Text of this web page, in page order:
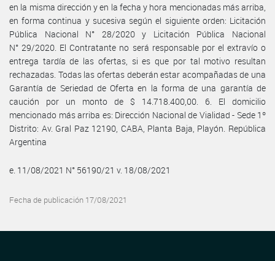
en la misma dirección y en la fecha y hora mencionadas más arriba,
en forma continua y sucesiva según el siguiente orden: Licitación
Pública Nacional N° 28/2020 y Licitación Pública Nacional
N° 29/2020. El Contratante no será responsable por el extravío o
entrega tardía de las ofertas, si es que por tal motivo resultan
rechazadas. Todas las ofertas deberán estar acompañadas de una
Garantía de Seriedad de Oferta en la forma de una garantía de
caución por un monto de $ 14.718.400,00. 6. El domicilio
mencionado más arriba es: Dirección Nacional de Vialidad - Sede 1º
Distrito: Av. Gral Paz 12190, CABA, Planta Baja, Playón. República
Argentina
e. 11/08/2021 N° 56190/21 v. 18/08/2021
Fecha de publicación 17/08/2021